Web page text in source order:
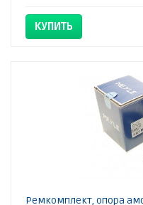
КУПИТЬ
Ремкомплект, опора